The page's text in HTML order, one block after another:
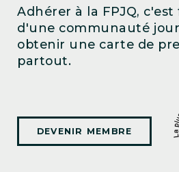
Adhérer à la FPJQ,
d'une communauté
obtenir une carte de
partout.
DEVENIR MEMBRE